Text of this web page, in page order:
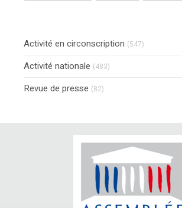
Activité en circonscription (547)
Activité nationale (483)
Revue de presse (82)